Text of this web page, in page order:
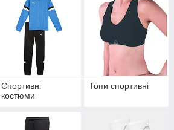
Спортивні
костюми
Топи спортивні